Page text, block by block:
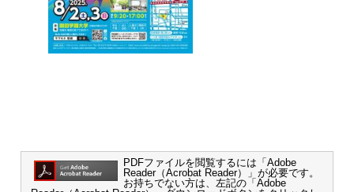
PDFファイルを閲覧するには「Adobe
Reader（Acrobat Reader）」が必要です。
お持ちでない方は、左記の「Adobe